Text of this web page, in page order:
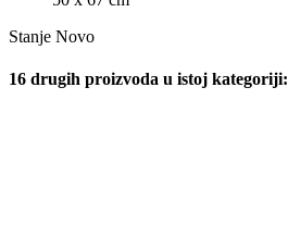
Stanje Novo
16 drugih proizvoda u istoj kategoriji: